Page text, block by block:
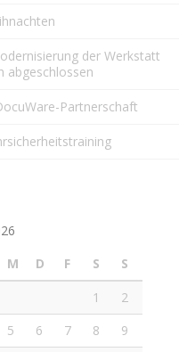
der Werkstatt
abgeschlossen
Partnerschaft
M D F S
S
1
2
5 6 7 8
9